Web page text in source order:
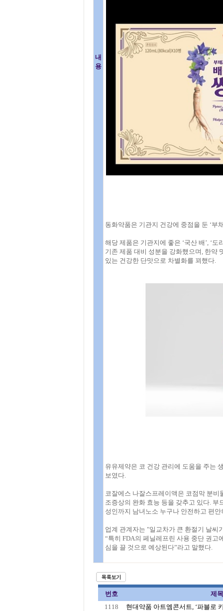
내
용
동화약품은 기관지 건강에 중점을 둔 ‘부
해당 제품은 기관지에 좋은 ‘국산 배’, ‘
기존 제품 대비 성분을 강화했으며, 한약
있는 건강한 단맛으로 차별화를 꾀했다.
유유제약은 코 건강 관리에 도움을 주는
보였다.
코잘에스 나잘스프레이액은 코점막 분비
조증상의 완화 효능 등을 갖추고 있다. 부
성인까지 남녀노소 누구나 안전하고 편
업계 관계자는 "일교차가 큰 환절기 날씨
“특히 FDA의 페닐레프린 사용 중단 권고
심을 끌 것으로 예상된다”라고 말했다.
번호
제목
1118
현대약품 아트엠콘서트, ‘파블로